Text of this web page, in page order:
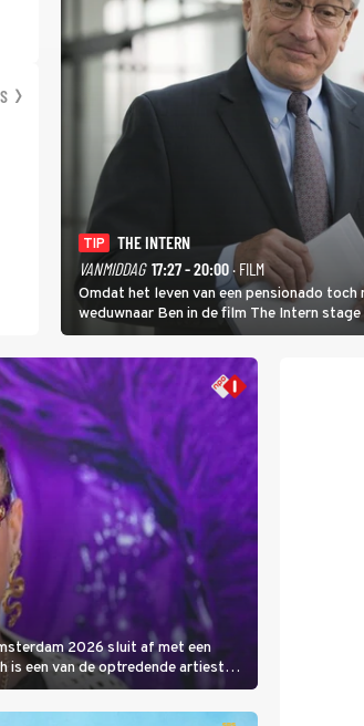
TIP
THE INTERN
VANMIDDAG 17:27 - 20:00· FILM
Omdat het leven van een pensionado
weduwnaar Ben in de film The Intern
gouden zet blijkt te zijn.
2026 sluit af met een
een van de optredende artiesten.
2Unlimited.